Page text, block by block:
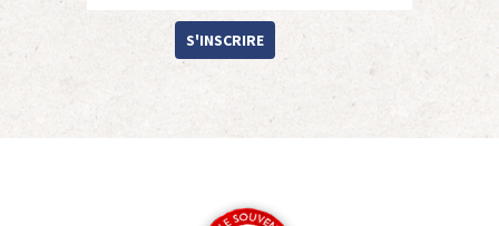
S'INSCRIRE